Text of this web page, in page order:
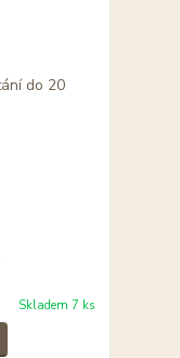
Skladem 7 ks